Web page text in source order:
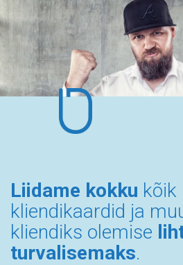
Liidame kokku kõik
kliendikaardid ja
kliendiks olemise
turvalisemaks.